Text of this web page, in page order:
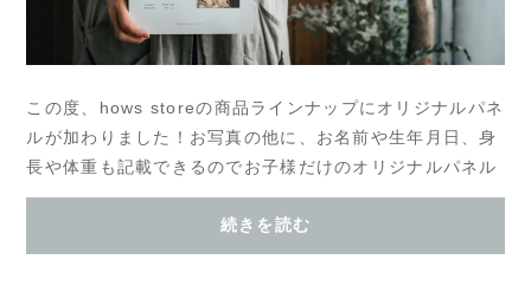
この度、hows storeの商品ラインナップにオリジナルパネ
ルが加わりました！お写真の他に、お名前や生年月日、身
長や体重も記載できるのでお子様だけのオリジナルパネル
がお気軽にお作りいただけます。種類は全3種...
続きを読む